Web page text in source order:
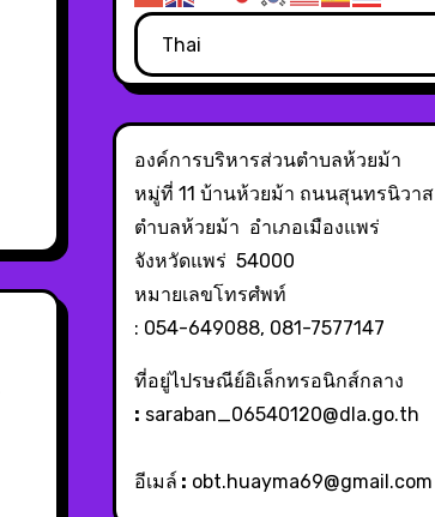
องค์การบริหารส่วนตำบลห้วยม้า
หมู่ที่ 11 บ้านห้วยม้า ถนนสุนทรนิวาส
ตำบลห้วยม้า อำเภอเมืองแพร่
จังหวัดแพร่ 54000
หมายเลขโทรศํพท์
: 054-649088, 081-7577147
ที่อยู่ไปรษณีย์อิเล็กทรอนิกส์กลาง
: saraban_06540120@dla.go.th
อีเมล์ : obt.huayma69@gmail.com